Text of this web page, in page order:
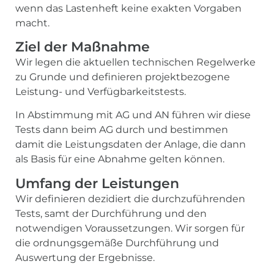
wenn das Lastenheft keine exakten Vorgaben
macht.
Ziel der Maßnahme
Wir legen die aktuellen technischen Regelwerke
zu Grunde und definieren projektbezogene
Leistung- und Verfügbarkeitstests.
In Abstimmung mit AG und AN führen wir diese
Tests dann beim AG durch und bestimmen
damit die Leistungsdaten der Anlage, die dann
als Basis für eine Abnahme gelten können.
Umfang der Leistungen
Wir definieren dezidiert die durchzuführenden
Tests, samt der Durchführung und den
notwendigen Voraussetzungen. Wir sorgen für
die ordnungsgemäße Durchführung und
Auswertung der Ergebnisse.